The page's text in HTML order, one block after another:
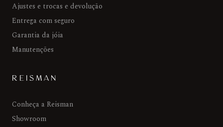
Ajustes e trocas e devolução
Entrega com seguro
Garantia da jóia
Manutenções
REISMAN
Conheça a Reisman
Showroom